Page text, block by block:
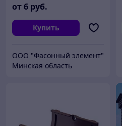
от6 руб.
Купить
ООО "Фасонный элемент"
Минская область